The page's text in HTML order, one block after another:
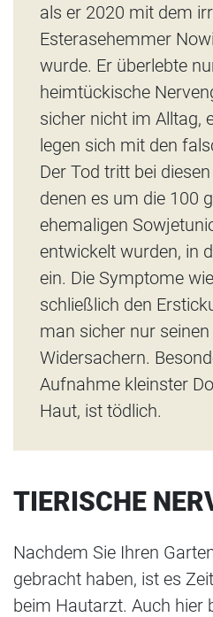
als er 2020 mit dem
Esterasehemmer
wurde. Er überlebte
heimtückische
sicher nicht im Alltag,
legen sich mit den
Der Tod tritt bei
denen es um die 100
ehemaligen
entwickelt wurden, in
ein. Die Symptome
schließlich den
man sicher nur
Widersachern.
Aufnahme kleinster
Haut, ist tödlich.
TIERISCHE
Nachdem Sie Ihren
gebracht haben, ist es
beim Hautarzt. Auch hier